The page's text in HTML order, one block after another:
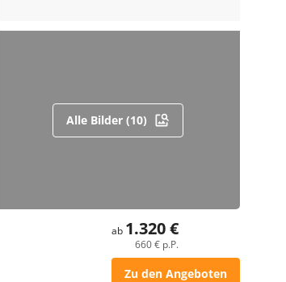
Alle Bilder (10)
ab 1.320 €
660 € p.P.
Zu den Angeboten